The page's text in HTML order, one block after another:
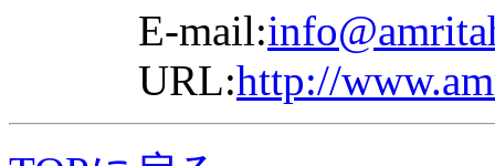
E-mail:
URL:http://